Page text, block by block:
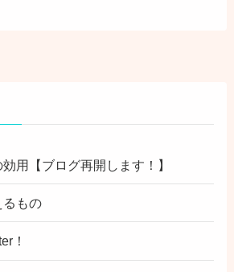
用【ブログ再開します！】
るもの
！